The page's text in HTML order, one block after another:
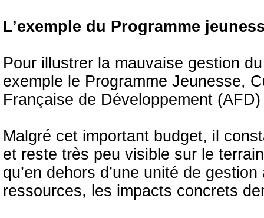
L’exemple du Programme
Pour illustrer la mauvaise gestion
exemple le Programme Jeunesse,
Française de Développement
Malgré cet important budget, il
et reste très peu visible sur le
qu’en dehors d’une unité de
ressources, les impacts concrets